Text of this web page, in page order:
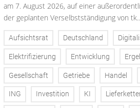
am 7. August 2026, auf einer
der geplanten Verselbstständigung von
Aufsichtsrat Deutschland
Elektrifizierung Entwicklung
Gesellschaft Getriebe Handel
ING Investition KI